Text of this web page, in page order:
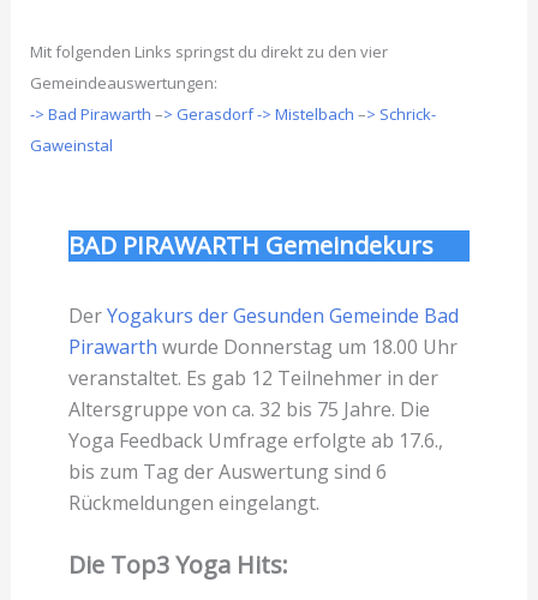
Mit folgenden Links springst du direkt zu den vier
Gemeindeauswertungen:
-> Bad Pirawarth –> Gerasdorf-> Mistelbach –> Schrick-
Gaweinstal
BAD PIRAWARTH Gemeindekurs
DerYogakurs der Gesunden Gemeinde Bad
Pirawarth wurde Donnerstag um 18.00 Uhr
veranstaltet. Es gab 12 Teilnehmer in der
Altersgruppe von ca. 32 bis 75 Jahre. Die
Yoga Feedback Umfrage erfolgte ab 17.6.,
bis zum Tag der Auswertung sind 6
Rückmeldungen eingelangt.
Die Top3 Yoga Hits: